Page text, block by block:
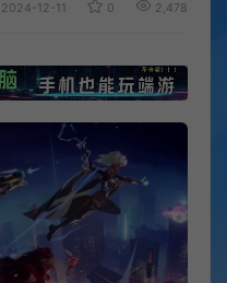
2024-12-11 0 2,478